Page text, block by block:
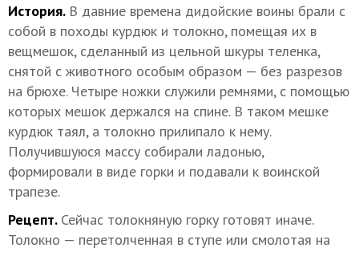
История. В давние времена дидойские воины брали с
собой в походы курдюк и толокно, помещая их в
вещмешок, сделанный из цельной шкуры теленка,
снятой с животного особым образом — без разрезов
на брюхе. Четыре ножки служили ремнями, с помощью
которых мешок держался на спине. В таком мешке
курдюк таял, а толокно прилипало к нему.
Получившуюся массу собирали ладонью,
формировали в виде горки и подавали к воинской
трапезе.
Рецепт. Сейчас толокняную горку готовят иначе.
Толокно — перетолченная в ступе или смолотая на